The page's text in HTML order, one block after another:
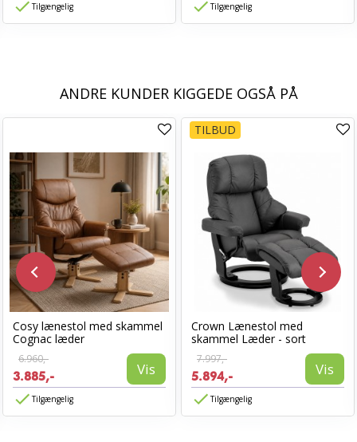
Tilgængelig Tilgængelig
ANDRE KUNDER KIGGEDE OGSÅ PÅ
Cosy lænestol med skammel
Cognac læder
6.960,-
3.885,- Vis
Tilgængelig
TILBUD
Crown Lænestol med
skammel Læder - sort
7.997,-
5.894,- Vis
Tilgængelig